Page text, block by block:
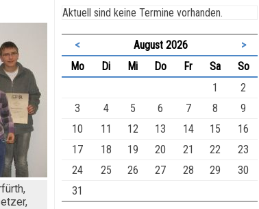
Aktuell sind keine Termine vorhanden.
< August 2026
>
Montag Dienstag
Mittwoch
Donnerstag
FreitagSamstag
So
1
2
3
4 5 6 7 8
9
10
11 12 13 14 15
16
17
18 19 20 21 22
23
24
25 26 27 28 29
30
31